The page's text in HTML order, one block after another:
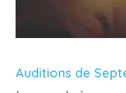
Auditions de